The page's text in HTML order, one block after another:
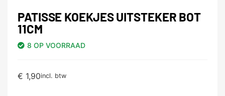
PATISSE KOEKJES UITSTEKER BOT
11CM
8 OP VOORRAAD
€ 1,90incl. btw